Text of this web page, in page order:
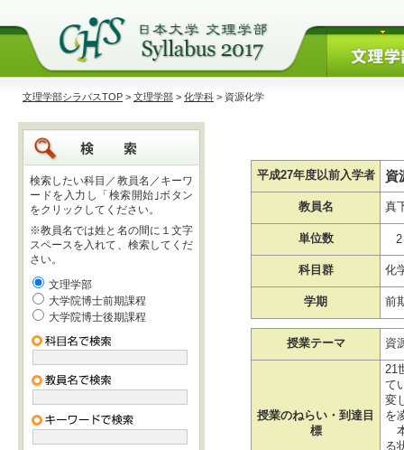
文理学部シラバスTOP > 文理学部 > 化学科 > 資源化学
検索したい科目／教員名／キーワ
ードを入力し「検索開始｣ボタン
をクリックしてください。
※教員名では姓と名の間に１文字
スペースを入れて、検索してくだ
さい。
文理学部
大学院博士前期課程
大学院博士後期課程
平成27年度以前入学者 資
教員名 真
単位数 2
科目群 化
学期 前
授業テーマ 資
授業のねらい・到達目
標
21
て
変
を
る